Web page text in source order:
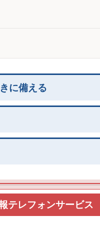
に備える
テレフォンサービス